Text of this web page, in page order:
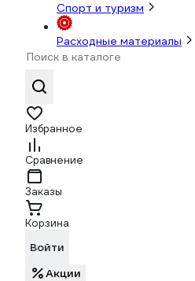
Спорт и туризм
Расходные материалы
Избранное
Сравнение
Заказы
Корзина
Войти
Акции